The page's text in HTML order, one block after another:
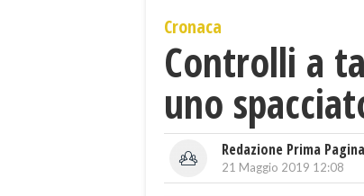
Cronaca
Controlli a
uno
Redazione Prima
21 Maggio 2019 12:08